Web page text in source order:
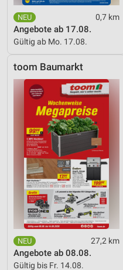
0,7 km
Angebote ab 17.08.
Gültig ab Mo. 17.08.
toom Baumarkt
27,2 km
Angebote ab 08.08.
Gültig bis Fr. 14.08.